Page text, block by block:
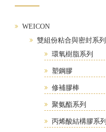
WEICON
雙組份粘合與密封系列
環氧樹脂系列
塑鋼膠
修補膠棒
聚氨酯系列
丙烯酸結構膠系列